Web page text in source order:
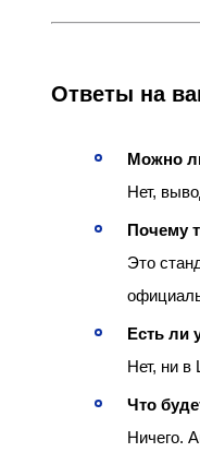
Ответы на
Можно
Нет,
Почему
Это
Есть ли
Нет, ни в
Что
Ничего.